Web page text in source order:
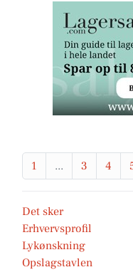
1 ... 3 4
Det sker
Erhvervsprofil
Lykønskning
Opslagstavlen